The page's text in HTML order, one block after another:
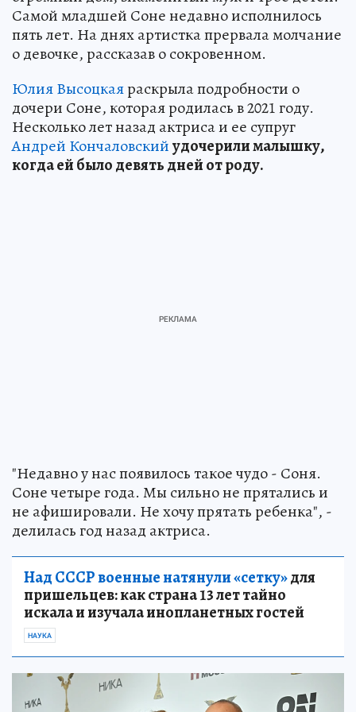
Самой младшей Соне недавно исполнилось
пять лет. На днях артистка прервала молчание
о девочке, рассказав о сокровенном.
Юлия Высоцкаяраскрыла подробности о
дочери Соне, которая родилась в 2021 году.
Несколько лет назад актриса и ее супруг
Андрей Кончаловскийудочерили малышку,
когда ей было девять дней от роду.
"Недавно у нас появилось такое чудо - Соня.
Соне четыре года. Мы сильно не прятались и
не афишировали. Не хочу прятать ребенка", -
делилась год назад актриса.
Над СССР военные натянули «сетку»для
пришельцев: как страна 13 лет тайно
искала и изучала инопланетных гостей
НАУКА